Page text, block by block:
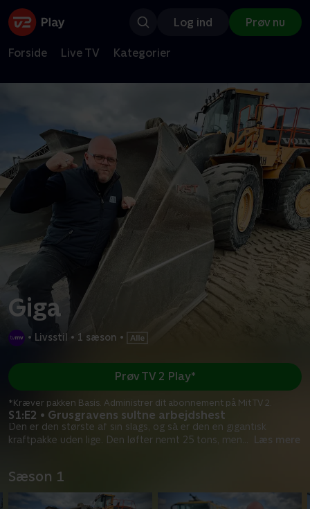
Log ind Prøv nu
Forside Live TV Kategorier
Giga
• Livsstil • 1 sæson •
S1:E2 • Grusgravens sultne arbejdshest
Den er den største af sin slags, og så er den en gigantisk
kraftpakke uden lige. Den løfter nemt 25 tons, men
Læs mere
Prøv TV 2 Play*
*Kræver pakken Basis. Administrer dit abonnement på Mit TV 2.
Sæson 1